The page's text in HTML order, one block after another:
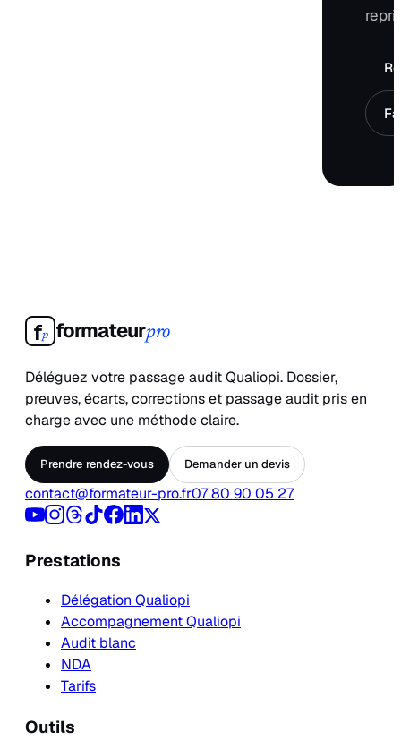
fp formateurpro
Déléguez votre passage audit Qualiopi. Dossier,
preuves, écarts, corrections et passage audit pris en
charge avec une méthode claire.
Prendre rendez-vous Demander un devis
contact@formateur-pro.fr07 80 90 05 27
Prestations
Délégation Qualiopi
Accompagnement Qualiopi
Audit blanc
NDA
Tarifs
Outils